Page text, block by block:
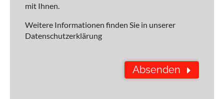
mit Ihnen.
Weitere Informationen finden Sie in unserer
Datenschutzerklärung
Absenden